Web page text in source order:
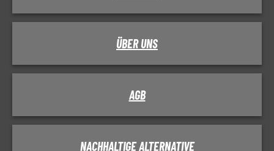
ÜBER UNS
AGB
NACHHALTIGE ALTERNATIVE